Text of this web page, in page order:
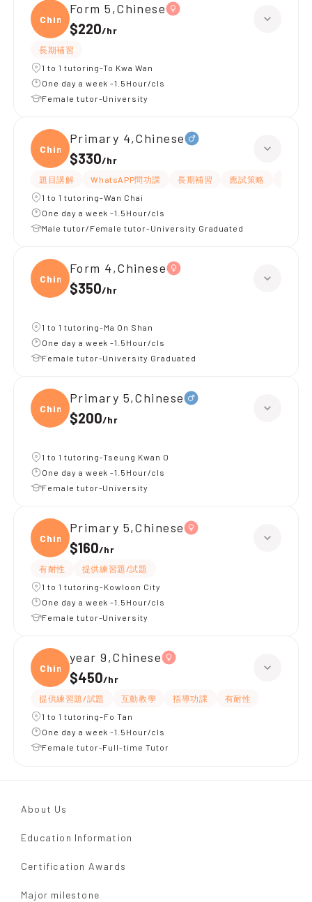
Chine
Form 5,Chinese
$220/hr
長期補習
1 to 1 tutoring-To Kwa Wan
One day a week -1.5Hour/cls
Female tutor-University
Chine
Primary 4,Chinese
$330/hr
題目講解 WhatsAPP問功課 長期補習 應試策略
1 to 1 tutoring-Wan Chai
One day a week -1.5Hour/cls
Male tutor/Female tutor-University Graduated
Chine
Form 4,Chinese
$350/hr
1 to 1 tutoring-Ma On Shan
One day a week -1.5Hour/cls
Female tutor-University Graduated
Chine
Primary 5,Chinese
$200/hr
1 to 1 tutoring-Tseung Kwan O
One day a week -1.5Hour/cls
Female tutor-University
Chine
Primary 5,Chinese
$160/hr
有耐性
提供練習題/試題
1 to 1 tutoring-Kowloon City
One day a week -1.5Hour/cls
Female tutor-University
Chine
year 9,Chinese
$450/hr
提供練習題/試題 互動教學 指導功課
有耐性
1 to 1 tutoring-Fo Tan
One day a week -1.5Hour/cls
Female tutor-Full-time Tutor
About Us
Education Information
Certification Awards
Major milestone